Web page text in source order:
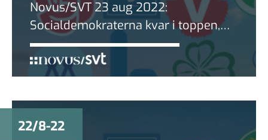
Novus/SVT 23 aug 2022:
Socialdemokraterna kvar i toppen,
följt av SD som fortsätter vara större
än M
22/8-22